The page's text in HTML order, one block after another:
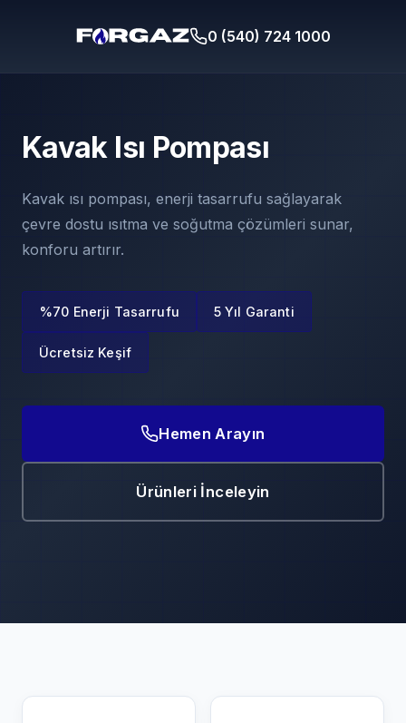
0 (540) 724 1000
Kavak Isı Pompası
Kavak ısı pompası, enerji tasarrufu sağlayarak
çevre dostu ısıtma ve soğutma çözümleri sunar,
konforu artırır.
%70 Enerji Tasarrufu 5 Yıl Garanti
Ücretsiz Keşif
Hemen Arayın
Ürünleri İnceleyin